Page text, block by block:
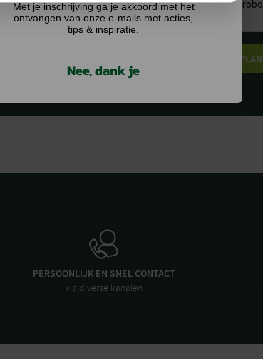
PERSOONLIJK EN SNEL CONTACT
via diverse kanalen
Met je inschrijving ga je akkoord met het
ontvangen van onze e-mails met acties,
tips & inspiratie.
Nee, dank je